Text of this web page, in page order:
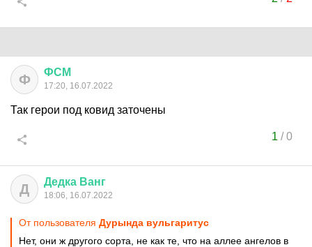
Ф ФСМ
17:20, 16.07.2022
Так герои под ковид заточены
1 /0
Д Дедка Ванг
18:06, 16.07.2022
От пользователя Дурында вульгаритус
Нет, они ж другого сорта, не как те, что на аллее ангелов в